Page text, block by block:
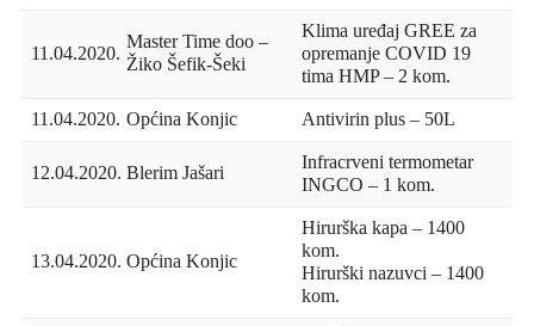
11.04.2020.
Master Time doo –
Žiko Šefik-Šeki
Klima uređaj GREE za
opremanje COVID 19
tima HMP – 2 kom.
11.04.2020. Općina Konjic Antivirin plus – 50L
12.04.2020. Blerim Jašari
Infracrveni termometar
INGCO – 1 kom.
13.04.2020. Općina Konjic
Hirurška kapa – 1400
kom.
Hirurški nazuvci – 1400
kom.